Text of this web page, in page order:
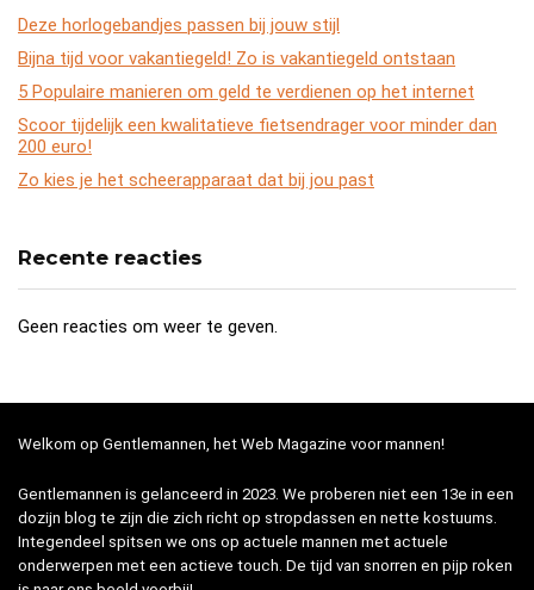
Deze horlogebandjes passen bij jouw stijl
Bijna tijd voor vakantiegeld! Zo is vakantiegeld ontstaan
5 Populaire manieren om geld te verdienen op het internet
Scoor tijdelijk een kwalitatieve fietsendrager voor minder dan
200 euro!
Zo kies je het scheerapparaat dat bij jou past
Recente reacties
Geen reacties om weer te geven.
Welkom op Gentlemannen, het Web Magazine voor mannen!
Gentlemannen is gelanceerd in 2023. We proberen niet een 13e in een
dozijn blog te zijn die zich richt op stropdassen en nette kostuums.
Integendeel spitsen we ons op actuele mannen met actuele
onderwerpen met een actieve touch. De tijd van snorren en pijp roken